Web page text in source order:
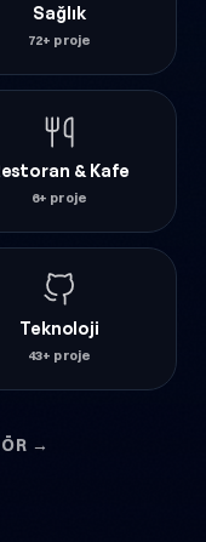
Sağlık
72+ proje
& Kafe
6+ proje
Teknoloji
43+ proje
→